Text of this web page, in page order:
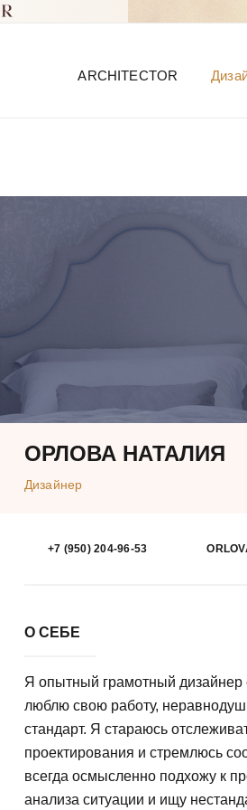
ARCHITECTOR
ОРЛОВА НАТАЛИЯ
Дизайнер
+7 (950) 204-96-53
О СЕБЕ
Я опытный грамотный
люблю свою работу,
стандарт. Я стараюсь
проектирования и стремлюсь
всегда осмысленно подхожу к
анализа ситуации и ищу